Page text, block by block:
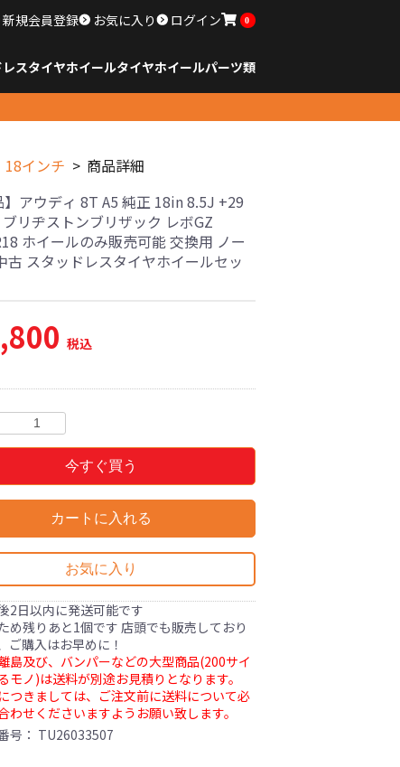
新規会員登録 お気に入り ログイン 0
スタイヤホイールタイヤホイールパーツ類
18インチ 商品詳細
】アウディ 8T A5 純正 18in 8.5J +29
ブリヂストンブリザック レボGZ
ホイールのみ販売可能 交換用 ノー
古 スタッドレスタイヤホイールセッ
税込
今すぐ買う
カートに入れる
お気に入り
2日以内に発送可能です
め残りあと1個です 店頭でも販売しており
ご購入はお早めに！
島及び、バンパーなどの大型商品(200サイ
モノ)は送料が別途お見積りとなります。
つきましては、ご注文前に送料について必
わせくださいますようお願い致します。
号： TU26033507